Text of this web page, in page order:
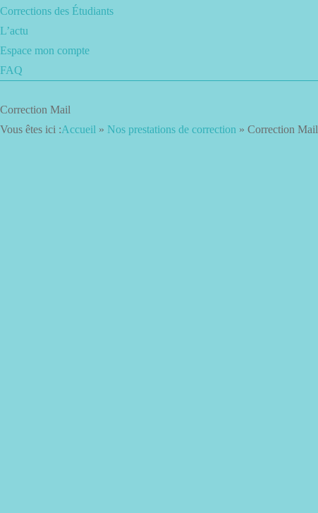
Corrections des Étudiants
L’actu
Espace mon compte
FAQ
Correction Mail
Vous êtes ici :Accueil » Nos prestations de correction » Correction Mail